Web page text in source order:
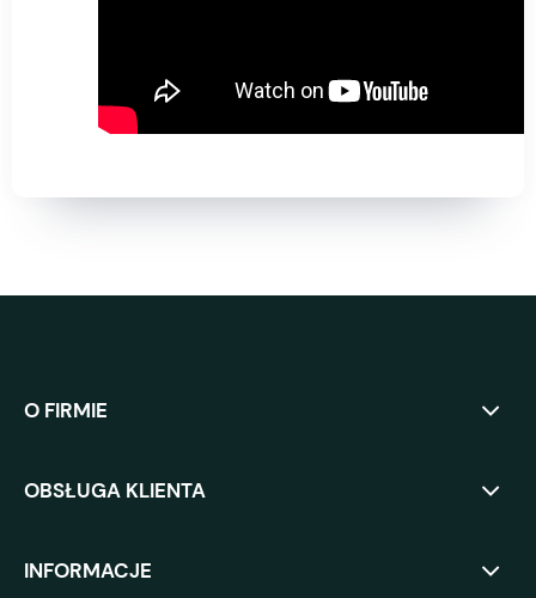
O FIRMIE
OBSŁUGA KLIENTA
INFORMACJE